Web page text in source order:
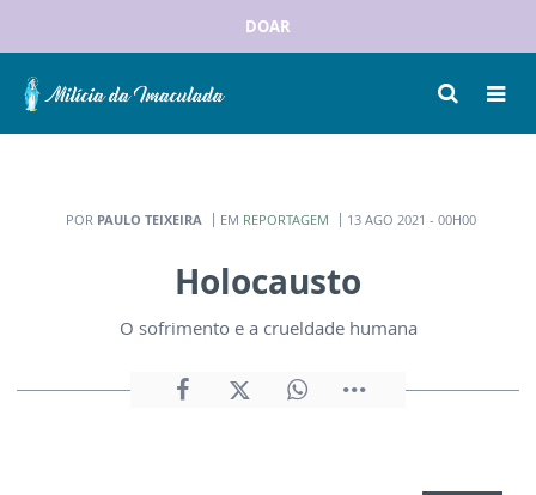
DOAR
POR PAULO TEIXEIRA EM REPORTAGEM 13 AGO 2021 - 00H00
Holocausto
O sofrimento e a crueldade humana